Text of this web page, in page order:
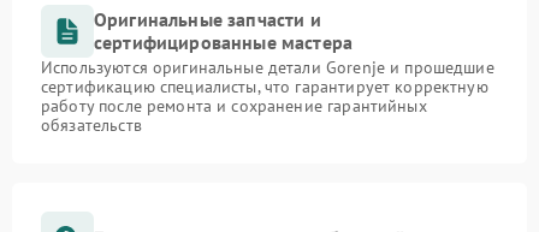
Оригинальные запчасти и
сертифицированные мастера
Используются оригинальные детали Gorenje и прошедшие
сертификацию специалисты, что гарантирует корректную
работу после ремонта и сохранение гарантийных
обязательств